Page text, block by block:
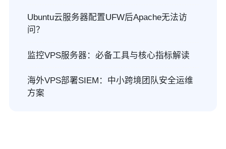
Ubuntu云服务器配置UFW后Apache无法访
问？
监控VPS服务器：必备工具与核心指标解读
海外VPS部署SIEM：中小跨境团队安全运维
方案